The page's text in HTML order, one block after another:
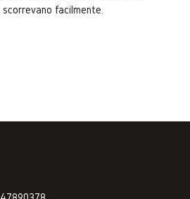
facilmente.